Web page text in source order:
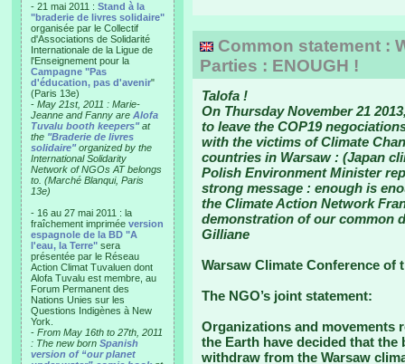
- 21 mai 2011 : Stand à la
"braderie de livres solidaire"
organisée par le Collectif
d'Associations de Solidarité
Internationale de la Ligue de
l'Enseignement pour la
Campagne "Pas
d'éducation, pas d'avenir"
(Paris 13e)
- May 21st, 2011 : Marie-
Jeanne and Fanny are Alofa
Tuvalu booth keepers"at
the "Braderie de livres
solidaire"organized by the
International Solidarity
Network of NGOs AT belongs
to. (Marché Blanqui, Paris
13e)
- 16 au 27 mai 2011 : la
fraîchement imprimée version
espagnole de la BD "A
l'eau, la Terre" sera
présentée par le Réseau
Action Climat Tuvaluen dont
Alofa Tuvalu est membre, au
Forum Permanent des
Nations Unies sur les
Questions Indigènes à New
York.
- From May 16th to 27th, 2011
: The new born Spanish
version of “our planet
Common statement :
Parties : ENOUGH !
Talofa !
On Thursday November 21
to leave the COP19
with the victims of Climate
countries in Warsaw : (Japan
Polish Environment Minister
strong message : enough is
the Climate Action Network
demonstration of our common
Gilliane
Warsaw Climate Conference of
The NGO’s joint statement:
Organizations and movements
the Earth have decided that
withdraw from the Warsaw